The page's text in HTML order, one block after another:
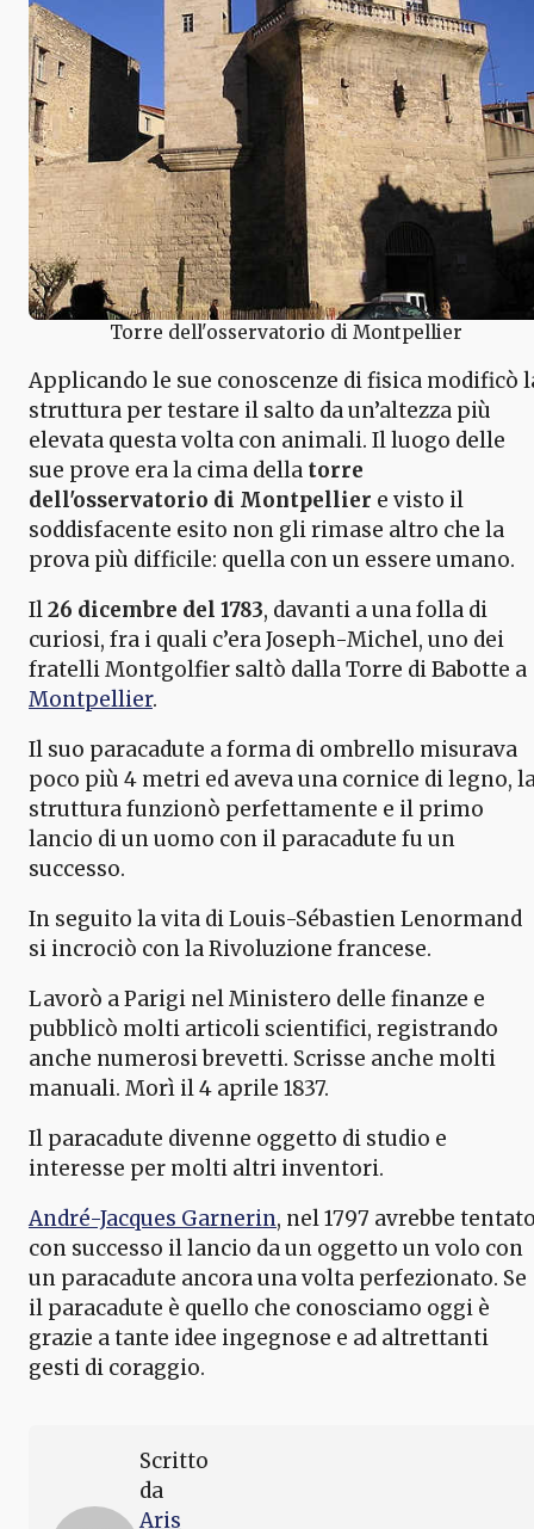
Torre dell'osservatorio di Montpellier
Applicando le sue conoscenze di fisica modificò
struttura per testare il salto da un’altezza più
elevata questa volta con animali. Il luogo delle
sue prove era la cima della torre
dell'osservatorio di Montpellier e visto il
soddisfacente esito non gli rimase altro che la
prova più difficile: quella con un essere umano.
Il26 dicembre del 1783, davanti a una folla di
curiosi, fra i quali c’era Joseph-Michel, uno dei
fratelli Montgolfier saltò dalla Torre di Babotte a
Montpellier.
Il suo paracadute a forma di ombrello misurava
poco più 4 metri ed aveva una cornice di legno,
struttura funzionò perfettamente e il primo
lancio di un uomo con il paracadute fu un
successo.
In seguito la vita di Louis-Sébastien Lenormand
si incrociò con la Rivoluzione francese.
Lavorò a Parigi nel Ministero delle finanze e
pubblicò molti articoli scientifici, registrando
anche numerosi brevetti. Scrisse anche molti
manuali. Morì il 4 aprile 1837.
Il paracadute divenne oggetto di studio e
interesse per molti altri inventori.
André-Jacques Garnerin, nel 1797 avrebbe
con successo il lancio da un oggetto un volo con
un paracadute ancora una volta perfezionato. Se
il paracadute è quello che conosciamo oggi è
grazie a tante idee ingegnose e ad altrettanti
gesti di coraggio.
Scritto
da
Aris